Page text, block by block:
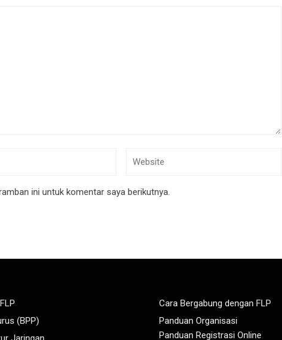
ini untuk komentar saya berikutnya.
(BPP)
Cara Bergabung dengan FLP
Panduan Organisasi
Panduan Registrasi Online